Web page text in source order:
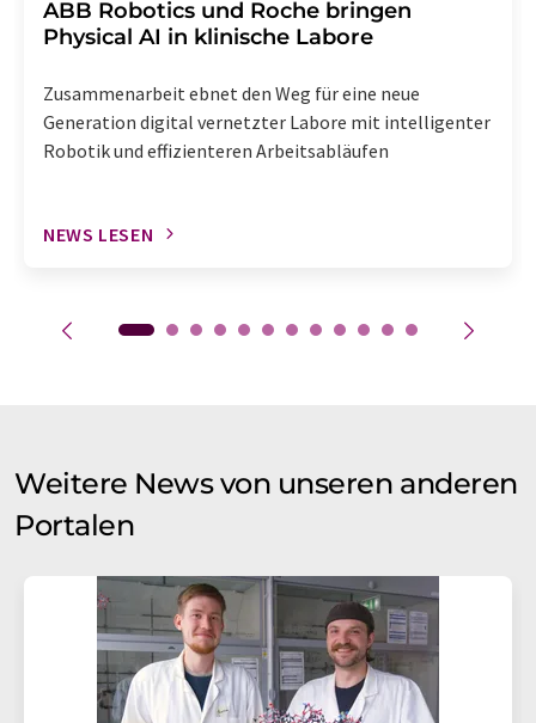
​​​​​​​ABB Robotics und Roche bringen
Physical AI in klinische Labore
Zusammenarbeit ebnet den Weg für eine neue
Generation digital vernetzter Labore mit intelligenter
Robotik und effizienteren Arbeitsabläufen
NEWS LESEN
Weitere News von unseren anderen
Portalen